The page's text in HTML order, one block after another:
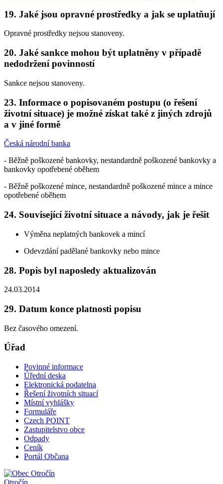
19. Jaké jsou opravné prostředky a jak se uplatňují
Opravné prostředky nejsou stanoveny.
20. Jaké sankce mohou být uplatněny v případě
nedodržení povinností
Sankce nejsou stanoveny.
23. Informace o popisovaném postupu (o řešení
životní situace) je možné získat také z jiných zdrojů
a v jiné formě
Česká národní banka
- Běžně poškozené bankovky, nestandardně poškozené bankovky a
bankovky opotřebené oběhem
- Běžně poškozené mince, nestandardně poškozené mince a mince
opotřebené oběhem
24. Související životní situace a návody, jak je řešit
Výměna neplatných bankovek a mincí
Odevzdání padělané bankovky nebo mince
28. Popis byl naposledy aktualizován
24.03.2014
29. Datum konce platnosti popisu
Bez časového omezení.
Úřad
Povinné informace
Úřední deska
Elektronická podatelna
Řešení životních situací
Místní vyhlášky
Formuláře
Czech POINT
Zastupitelstvo obce
Odpady
Ceník
Portál Občana
Otročín